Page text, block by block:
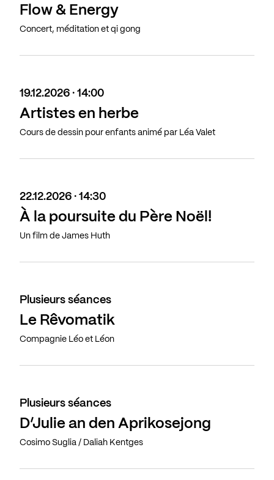
Flow & Energy
Concert, méditation et qi gong
19.12.2026 · 14:00
Artistes en herbe
Cours de dessin pour enfants animé par Léa Valet
22.12.2026 · 14:30
À la poursuite du Père Noël!
Un film de James Huth
Plusieurs séances
Le Rêvomatik
Compagnie Léo et Léon
Plusieurs séances
D’Julie an den Aprikosejong
Cosimo Suglia / Daliah Kentges